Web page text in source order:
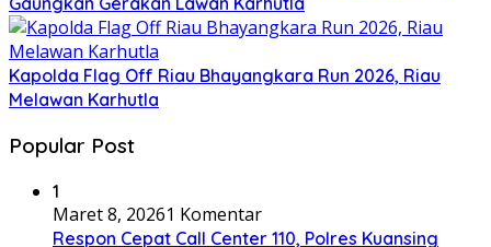
Kapolda Flag Off Riau Bhayangkara Run 2026, Riau
Melawan Karhutla
Popular Post
1
Maret 8, 20261 Komentar
Respon Cepat Call Center 110, Polres Kuansing